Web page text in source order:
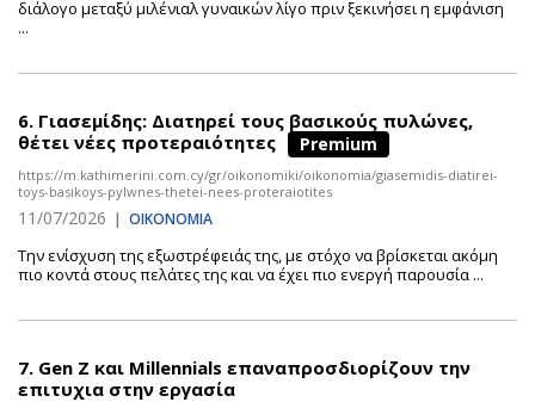
διάλογο μεταξύ μιλένιαλ γυναικών λίγο πριν ξεκινήσει η εμφάνιση
...
6. Γιασεμίδης: Διατηρεί τους βασικούς πυλώνες,
θέτει νέες προτεραιότητες
Premium
https://m.kathimerini.com.cy/gr/oikonomiki/oikonomia/giasemidis-diatirei-
toys-basikoys-pylwnes-thetei-nees-proteraiotites
11/07/2026 | ΟΙΚΟΝΟΜΙΑ
Την ενίσχυση της εξωστρέφειάς της, με στόχο να βρίσκεται ακόμη
πιο κοντά στους πελάτες της και να έχει πιο ενεργή παρουσία ...
7. Gen Z και Millennials επαναπροσδιορίζουν την
επιτυχια στην εργασία